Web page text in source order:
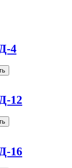
4
12
16